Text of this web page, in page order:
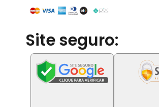
Site seguro: